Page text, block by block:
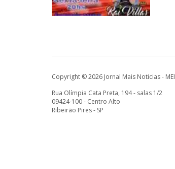
Copyright © 2026 Jornal Mais Noticias - MEI
Rua Olímpia Cata Preta, 194 - salas 1/2
09424-100 - Centro Alto
Ribeirão Pires - SP